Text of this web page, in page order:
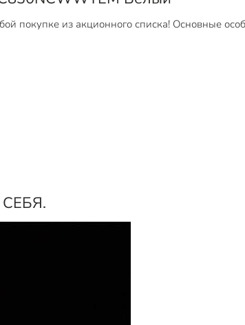
покупке из акционного списка! Основные